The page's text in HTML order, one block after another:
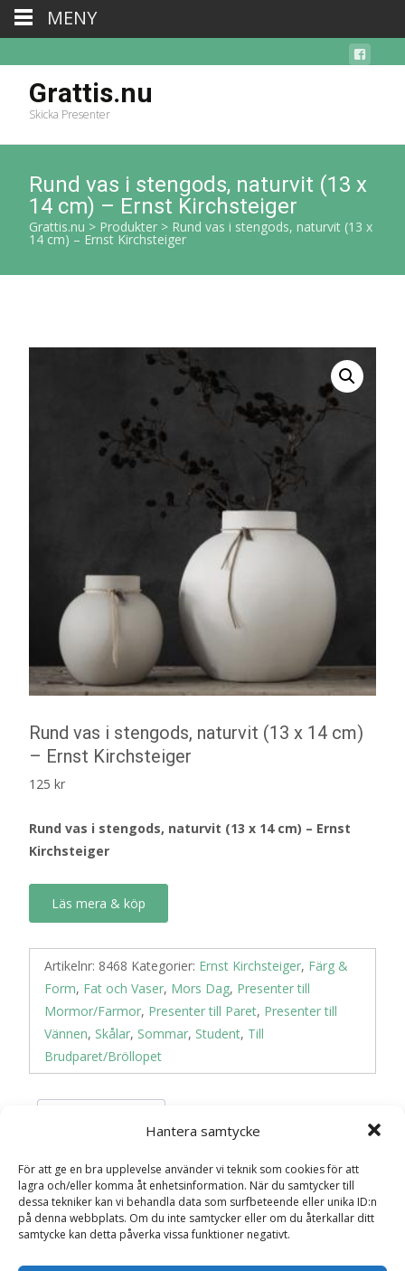
Hantera samtycke
För att ge en bra upplevelse använder vi teknik som cookies för att
lagra och/eller komma åt enhetsinformation. När du samtycker till
dessa tekniker kan vi behandla data som surfbeteende eller unika ID:n
på denna webbplats. Om du inte samtycker eller om du återkallar ditt
samtycke kan detta påverka vissa funktioner negativt.
Grattis.nu
Skicka Presenter
Rund vas i stengods, naturvit (13 x
14 cm) – Ernst Kirchsteiger
Grattis.nu > Produkter > Rund vas i stengods, naturvit (13 x
14 cm) – Ernst Kirchsteiger
Rund vas i stengods, naturvit (13 x 14 cm)
– Ernst Kirchsteiger
125 kr
Rund vas i stengods, naturvit (13 x 14 cm) – Ernst
Kirchsteiger
Läs mera & köp
Artikelnr: 8468 Kategorier: Ernst Kirchsteiger, Färg &
Form, Fat och Vaser, Mors Dag, Presenter till
Mormor/Farmor, Presenter till Paret, Presenter till
Vännen, Skålar, Sommar, Student, Till
Brudparet/Bröllopet
Recensioner
Det finns inga recensioner än.
MENY